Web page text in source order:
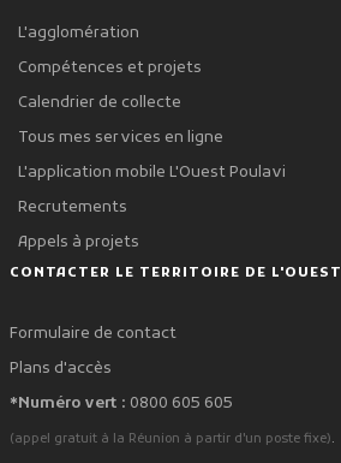
L'agglomération
Compétences et projets
Calendrier de collecte
Tous mes services en ligne
L'application mobile L'Ouest Poulavi
Recrutements
Appels à projets
CONTACTER LE TERRITOIRE DE L'OUEST
Formulaire de contact
Plans d'accès
*Numéro vert : 0800 605 605
(appel gratuit à la Réunion à partir d'un poste fixe).